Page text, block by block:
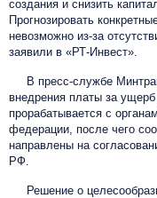
создания и снизить
Прогнозировать
невозможно из-за
заявили в «РТ-Инвест»
В пресс-службе
внедрения платы за
прорабатывается с
федерации, после чего
направлены на
РФ
Решение о